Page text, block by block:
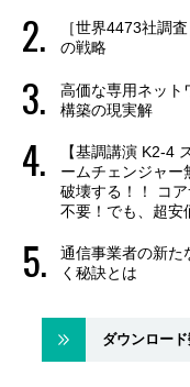
［世界4473社調
の戦略
高価な専用ネット
構築の現実解
【基調講演 K2-4
ームチェンジャー
破壊する！！ コ
不要！でも、超
通信事業者の新
く秘訣とは
ダウンロー